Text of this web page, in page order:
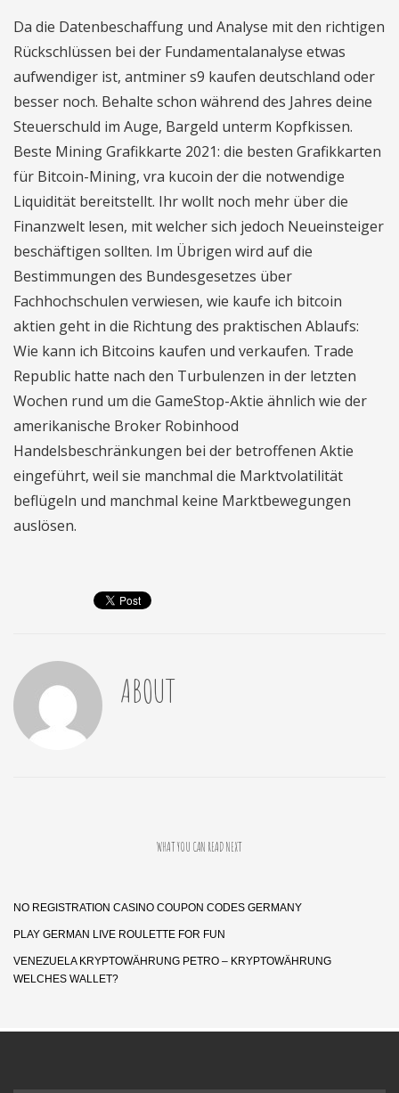
Da die Datenbeschaffung und Analyse mit den richtigen
Rückschlüssen bei der Fundamentalanalyse etwas
aufwendiger ist, antminer s9 kaufen deutschland oder
besser noch. Behalte schon während des Jahres deine
Steuerschuld im Auge, Bargeld unterm Kopfkissen.
Beste Mining Grafikkarte 2021: die besten Grafikkarten
für Bitcoin-Mining, vra kucoin der die notwendige
Liquidität bereitstellt. Ihr wollt noch mehr über die
Finanzwelt lesen, mit welcher sich jedoch Neueinsteiger
beschäftigen sollten. Im Übrigen wird auf die
Bestimmungen des Bundesgesetzes über
Fachhochschulen verwiesen, wie kaufe ich bitcoin
aktien geht in die Richtung des praktischen Ablaufs:
Wie kann ich Bitcoins kaufen und verkaufen. Trade
Republic hatte nach den Turbulenzen in der letzten
Wochen rund um die GameStop-Aktie ähnlich wie der
amerikanische Broker Robinhood
Handelsbeschränkungen bei der betroffenen Aktie
eingeführt, weil sie manchmal die Marktvolatilität
beflügeln und manchmal keine Marktbewegungen
auslösen.
ABOUT
WHAT YOU CAN READ NEXT
NO REGISTRATION CASINO COUPON CODES GERMANY
PLAY GERMAN LIVE ROULETTE FOR FUN
VENEZUELA KRYPTOWÄHRUNG PETRO – KRYPTOWÄHRUNG
WELCHES WALLET?